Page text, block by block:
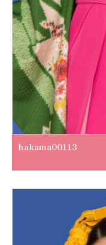
hakama00113